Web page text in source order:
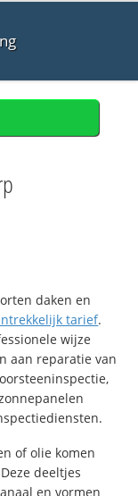
daken en
tarief.
wijze
aan reparatie van
of olie komen
deeltjes
en vormen